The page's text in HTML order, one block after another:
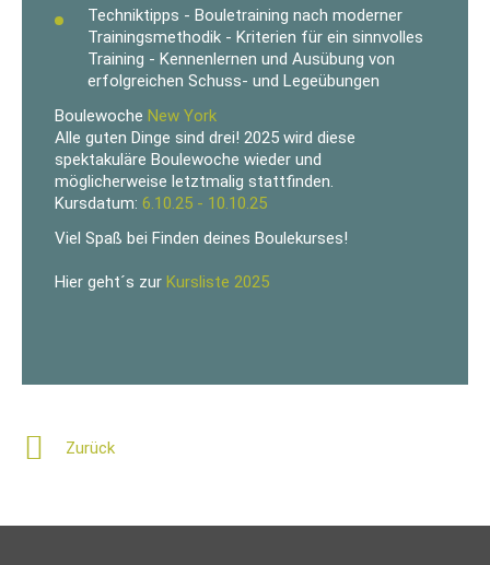
Techniktipps - Bouletraining nach moderner
Trainingsmethodik - Kriterien für ein sinnvolles
Training - Kennenlernen und Ausübung von
erfolgreichen Schuss- und Legeübungen
Boulewoche New York
Alle guten Dinge sind drei! 2025 wird diese
spektakuläre Boulewoche wieder und
möglicherweise letztmalig stattfinden.
Kursdatum: 6.10.25 - 10.10.25
Viel Spaß bei Finden deines Boulekurses!
Hier geht´s zur Kursliste 2025
Zurück